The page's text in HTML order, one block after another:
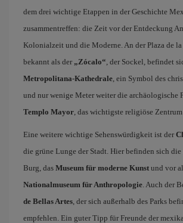
dem drei wichtige Etappen in der Geschichte
zusammentreffen: die Zeit vor der Entdeckung
Kolonialzeit und die Moderne. An der Plaza de
bekannt als der „Zócalo“ , der Sockel, befindet
Metropolitana-Kathedrale , ein Symbol des
und nur wenige Meter weiter die archäologische
Templo Mayor , das wichtigste religiöse Zentrum
Eine weitere wichtige Sehenswürdigkeit ist der
die grüne Lunge der Stadt. Hier befinden sich
Burg, das Museum für moderne Kunst und vor
Nationalmuseum für Anthropologie . Auch der
de Bellas Artes , der sich außerhalb des Parks
empfehlen. Ein guter Tipp für Freunde der